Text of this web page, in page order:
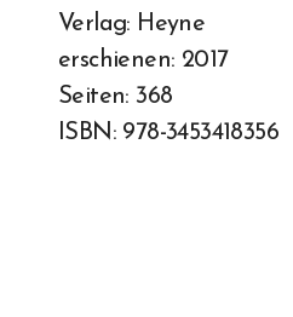
Verlag: Heyne
erschienen: 2017
Seiten: 368
ISBN: 978-3453418356